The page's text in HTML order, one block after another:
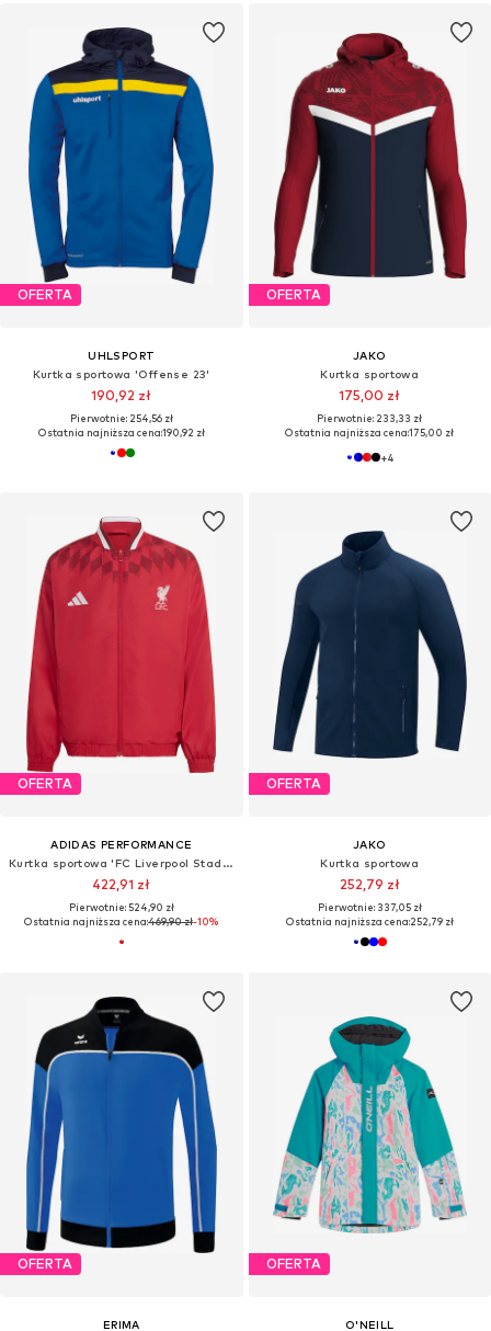
OFERTA
UHLSPORT
Kurtka sportowa 'Offense 23'
190,92 zł
Pierwotnie: 254,56 zł
Ostatnia najniższa cena:190,92 zł
OFERTA
JAKO
Kurtka sportowa
175,00 zł
Pierwotnie: 233,33 zł
Ostatnia najniższa cena:175,00 zł
+4
OFERTA
ADIDAS PERFORMANCE
Kurtka sportowa 'FC Liverpool Stadium'
422,91 zł
Pierwotnie: 524,90 zł
Ostatnia najniższa cena:469,90 zł-10%
OFERTA
JAKO
Kurtka sportowa
252,79 zł
Pierwotnie: 337,05 zł
Ostatnia najniższa cena:252,79 zł
OFERTA
ERIMA
OFERTA
O'NEILL